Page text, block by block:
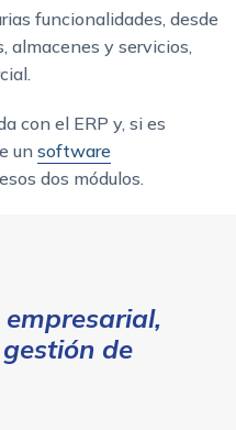
funcionalidades, desde
almacenes y servicios,
con el ERP y, si es
un software
dos módulos.
gestión de